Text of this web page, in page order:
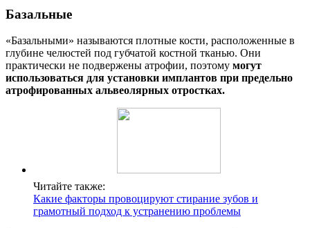
Базальные
«Базальными» называются плотные кости, расположенные в
глубине челюстей под губчатой костной тканью. Они
практически не подвержены атрофии, поэтому могут
использоваться для установки имплантов при предельно
атрофированных альвеолярных отростках.
Читайте также:
Какие факторы провоцируют стирание зубов и
грамотный подход к устранению проблемы